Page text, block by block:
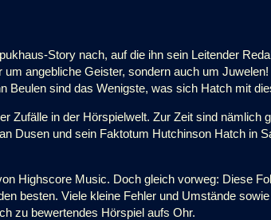
Story nach, auf die ihn sein Leitender
angebliche Geister, sondern auch um
Beulen sind das Wenigste, was sich Hatch mit
Zufälle in der Hörspielwelt. Zur Zeit sind nämlich
Dusen und sein Faktotum Hutchinson Hatch in
Highscore Music. Doch gleich vorweg: Diese
besten. Viele kleine Fehler und Umstände
zu bewertendes Hörspiel aufs Ohr.